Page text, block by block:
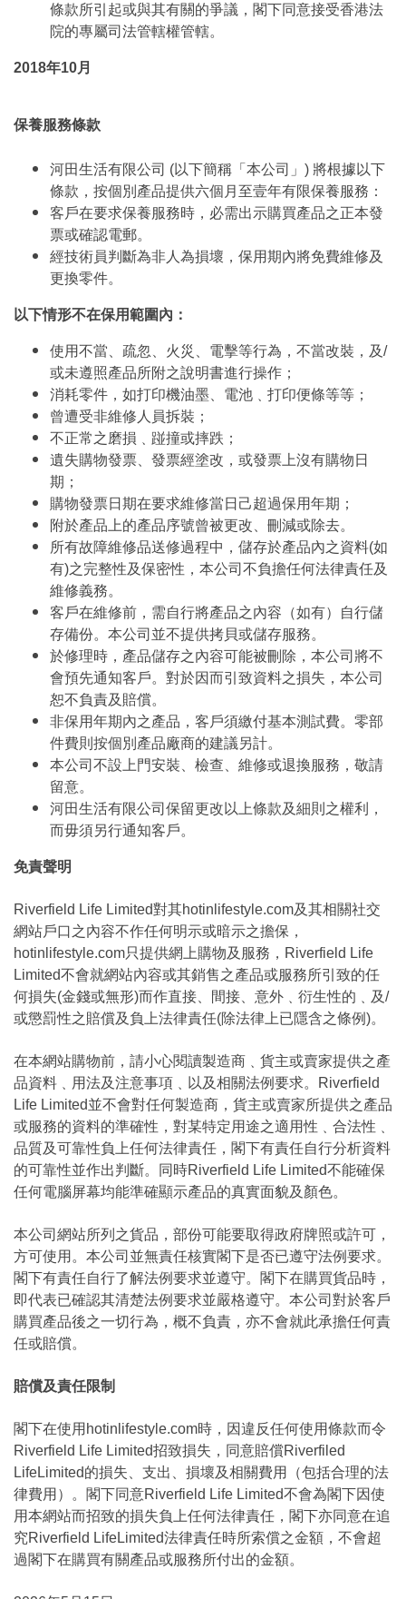
條款所引起或與其有關的爭議，閣下同意接受香港法
院的專屬司法管轄權管轄。
2018年10月
保養服務條款
河田生活有限公司 (以下簡稱「本公司」) 將根據以下
條款，按個別產品提供六個月至壹年有限保養服務：
客戶在要求保養服務時，必需出示購買產品之正本發
票或確認電郵。
經技術員判斷為非人為損壞，保用期內將免費維修及
更換零件。
以下情形不在保用範圍內：
使用不當、疏忽、火災、電擊等行為，不當改裝，及/
或未遵照產品所附之說明書進行操作；
消耗零件，如打印機油墨、電池﹑打印便條等等；
曾遭受非維修人員拆裝；
不正常之磨損﹑踫撞或摔跌；
遺失購物發票、發票經塗改，或發票上沒有購物日
期；
購物發票日期在要求維修當日己超過保用年期；
附於產品上的產品序號曾被更改、刪減或除去。
所有故障維修品送修過程中，儲存於產品內之資料(如
有)之完整性及保密性，本公司不負擔任何法律責任及
維修義務。
客戶在維修前，需自行將產品之內容（如有）自行儲
存備份。本公司並不提供拷貝或儲存服務。
於修理時，產品儲存之內容可能被刪除，本公司將不
會預先通知客戶。對於因而引致資料之損失，本公司
恕不負責及賠償。
非保用年期內之產品，客戶須繳付基本測試費。零部
件費則按個別產品廠商的建議另計。
本公司不設上門安裝、檢查、維修或退換服務，敬請
留意。
河田生活有限公司保留更改以上條款及細則之權利，
而毋須另行通知客戶。
免責聲明
Riverfield Life Limited對其hotinlifestyle.com及其相關社交
網站戶口之內容不作任何明示或暗示之擔保，
hotinlifestyle.com只提供網上購物及服務，Riverfield Life
Limited不會就網站內容或其銷售之產品或服務所引致的任
何損失(金錢或無形)而作直接、間接、意外﹑衍生性的﹑及/
或懲罰性之賠償及負上法律責任(除法律上已隱含之條例)。
在本網站購物前，請小心閱讀製造商﹑貨主或賣家提供之產
品資料﹑用法及注意事項﹑以及相關法例要求。Riverfield
Life Limited並不會對任何製造商，貨主或賣家所提供之產品
或服務的資料的準確性，對某特定用途之適用性﹑合法性﹑
品質及可靠性負上任何法律責任，閣下有責任自行分析資料
的可靠性並作出判斷。同時Riverfield Life Limited不能確保
任何電腦屏幕均能準確顯示產品的真實面貌及顏色。
本公司網站所列之貨品，部份可能要取得政府牌照或許可，
方可使用。本公司並無責任核實閣下是否已遵守法例要求。
閣下有責任自行了解法例要求並遵守。閣下在購買貨品時，
即代表已確認其清楚法例要求並嚴格遵守。本公司對於客戶
購買產品後之一切行為，概不負責，亦不會就此承擔任何責
任或賠償。
賠償及責任限制
閣下在使用hotinlifestyle.com時，因違反任何使用條款而令
Riverfield Life Limited招致損失，同意賠償Riverfiled
LifeLimited的損失、支出、損壞及相關費用（包括合理的法
律費用）。閣下同意Riverfield Life Limited不會為閣下因使
用本網站而招致的損失負上任何法律責任，閣下亦同意在追
究Riverfield LifeLimited法律責任時所索償之金額，不會超
過閣下在購買有關產品或服務所付出的金額。